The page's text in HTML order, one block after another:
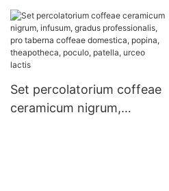
altae, 201-300ml, sine
effluxu, aptum ad
coffeam, lactem, theam,
microondarum.
Set percolatorium coffeae
ceramicum nigrum,